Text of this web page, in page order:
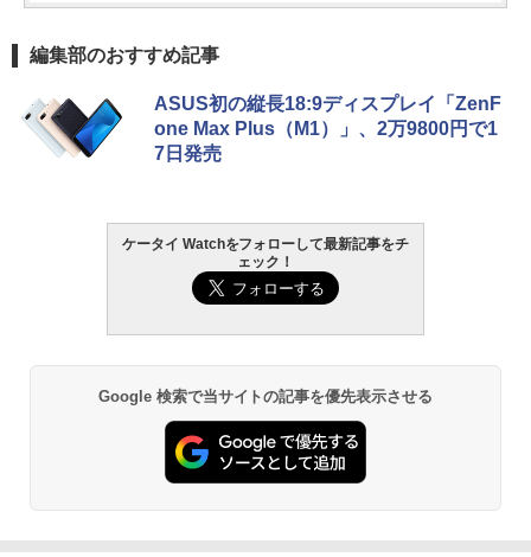
編集部のおすすめ記事
ASUS初の縦長18:9ディスプレイ「ZenF
one Max Plus（M1）」、2万9800円で1
7日発売
ケータイ Watchをフォローして最新記事をチ
ェック！
Google 検索で当サイトの記事を優先表示させる